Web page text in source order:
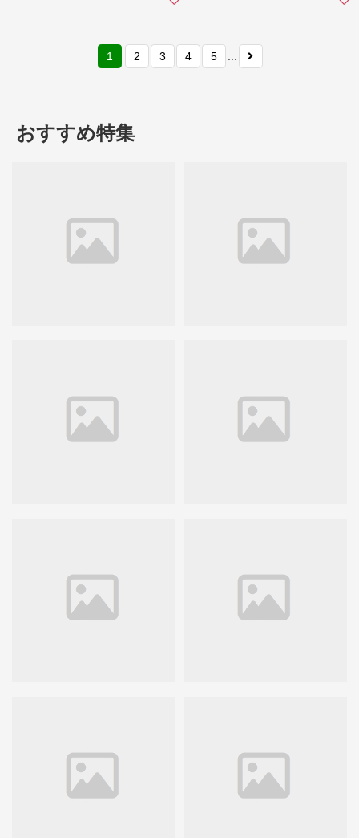
1 2 3 4 5
おすすめ特集